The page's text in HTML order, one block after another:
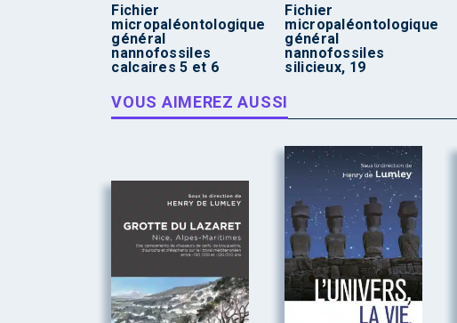
Fichier
micropaléontologique
général
nannofossiles
calcaires 5 et 6
Fichier
micropaléontologique
général
nannofossiles
silicieux, 19
VOUS AIMEREZ AUSSI